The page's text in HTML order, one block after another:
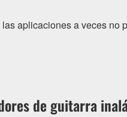
aplicaciones a veces
de guitarra